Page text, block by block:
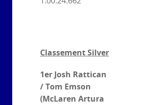
Classement Silver
1er Josh Rattican
/ Tom Emson
(McLaren Artura